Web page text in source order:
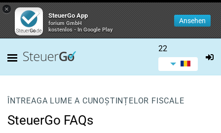
×
SteuerGo App
forium GmbH
kostenlos - In Google Play
Ansehen
22
ÎNTREAGA LUME A CUNOȘTINȚELOR FISCALE
SteuerGo FAQs